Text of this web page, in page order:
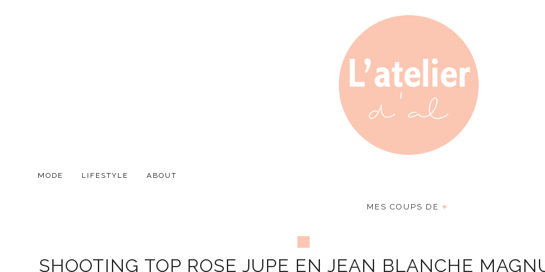
MODE LIFESTYLE ABOUT
MES COUPS DE ♥
SHOOTING TOP ROSE JUPE EN JEAN BLANCHE